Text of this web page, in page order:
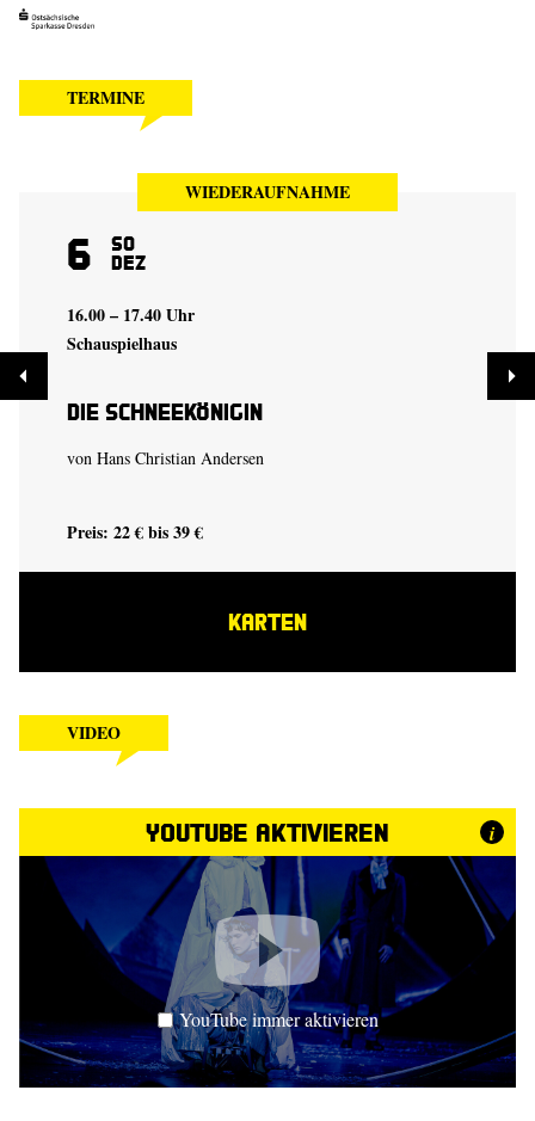
TERMINE
WIEDERAUFNAHME
6 So
Dez
16.00 – 17.40 Uhr
Schauspielhaus
Die Schneekönigin
von Hans Christian Andersen
Preis: 22 € bis 39 €
KARTEN
VIDEO
YouTube aktivieren i
YouTube immer aktivieren